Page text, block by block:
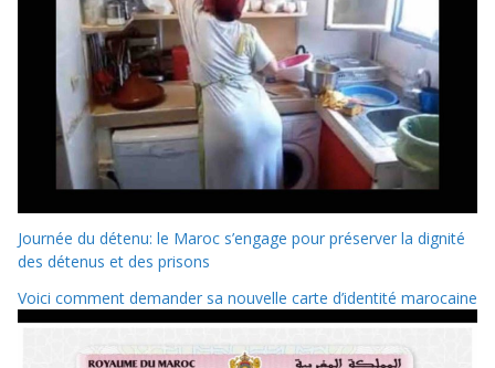
Journée du détenu: le Maroc s’engage pour préserver la dignité
des détenus et des prisons
Voici comment demander sa nouvelle carte d’identité marocaine